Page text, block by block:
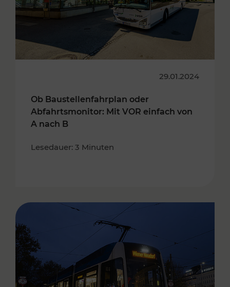
29.01.2024
Ob Baustellenfahrplan oder
Abfahrtsmonitor: Mit VOR einfach von
A nach B
Lesedauer: 3 Minuten